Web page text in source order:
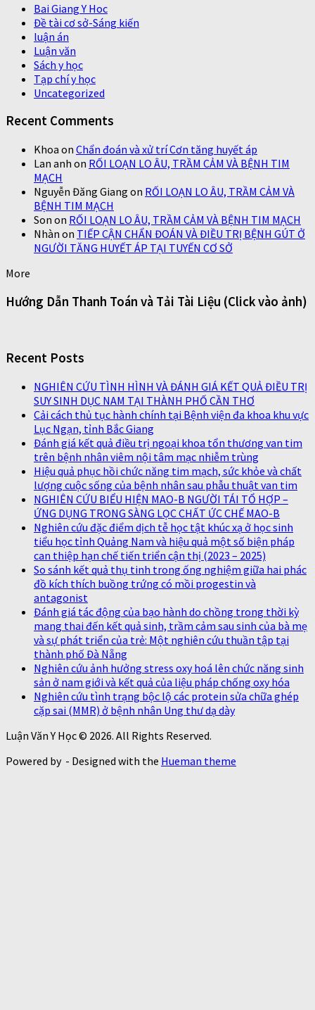
Bai Giang Y Hoc
Đề tài cơ sở-Sáng kiến
luận án
Luận văn
Sách y học
Tạp chí y học
Uncategorized
Recent Comments
Khoa on Chẩn đoán và xử trí Cơn tăng huyết áp
Lan anh on RỐI LOẠN LO ÂU, TRẦM CẢM VÀ BỆNH TIM
MẠCH
Nguyễn Đăng Giang on RỐI LOẠN LO ÂU, TRẦM CẢM VÀ
BỆNH TIM MẠCH
Son on RỐI LOẠN LO ÂU, TRẦM CẢM VÀ BỆNH TIM MẠCH
Nhàn on TIẾP CẬN CHẨN ĐOÁN VÀ ĐIỀU TRỊ BỆNH GÚT Ở
NGƯỜI TĂNG HUYẾT ÁP TẠI TUYẾN CƠ SỞ
More
Hướng Dẫn Thanh Toán và Tải Tài Liệu (Click vào ảnh)
Recent Posts
NGHIÊN CỨU TÌNH HÌNH VÀ ĐÁNH GIÁ KẾT QUẢ ĐIỀU TRỊ
SUY SINH DỤC NAM TẠI THÀNH PHỐ CẦN THƠ
Cải cách thủ tục hành chính tại Bệnh viện đa khoa khu vực
Lục Ngạn, tỉnh Bắc Giang
Đánh giá kết quả điều trị ngoại khoa tổn thương van tim
trên bệnh nhân viêm nội tâm mạc nhiễm trùng
Hiệu quả phục hồi chức năng tim mạch, sức khỏe và chất
lượng cuộc sống của bệnh nhân sau phẫu thuật van tim
NGHIÊN CỨU BIỂU HIỆN MAO-B NGƯỜI TÁI TỔ HỢP –
ỨNG DỤNG TRONG SÀNG LỌC CHẤT ỨC CHẾ MAO-B
Nghiên cứu đặc điểm dịch tễ học tật khúc xạ ở học sinh
tiểu học tỉnh Quảng Nam và hiệu quả một số biện pháp
can thiệp hạn chế tiến triển cận thị (2023 – 2025)
So sánh kết quả thụ tinh trong ống nghiệm giữa hai phác
đồ kích thích buồng trứng có mồi progestin và
antagonist
Đánh giá tác động của bạo hành do chồng trong thời kỳ
mang thai đến kết quả sinh, trầm cảm sau sinh của bà mẹ
và sự phát triển của trẻ: Một nghiên cứu thuần tập tại
thành phố Đà Nẵng
Nghiên cứu ảnh hưởng stress oxy hoá lên chức năng sinh
sản ở nam giới và kết quả của liệu pháp chống oxy hóa
Nghiên cứu tình trạng bộc lộ các protein sửa chữa ghép
cặp sai (MMR) ở bệnh nhân Ung thư dạ dày
Luận Văn Y Học © 2026. All Rights Reserved.
Powered by - Designed with the Hueman theme